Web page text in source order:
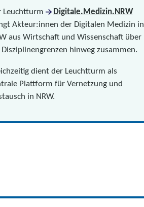
Leuchtturm
Digitale.Medizin.NRW
Akteur:innen der Digitalen Medizin in
aus Wirtschaft und Wissenschaft über
hinweg zusammen.
dient der Leuchtturm als
Plattform für Vernetzung und
in NRW.